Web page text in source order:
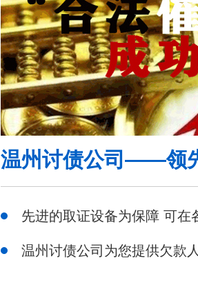
温州讨债公司——领
先进的取证设备为保障 可在
温州讨债公司为您提供欠款